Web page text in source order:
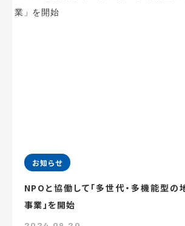
お知らせ
NPOと協働して「多世代・多機能型
事業」を開始